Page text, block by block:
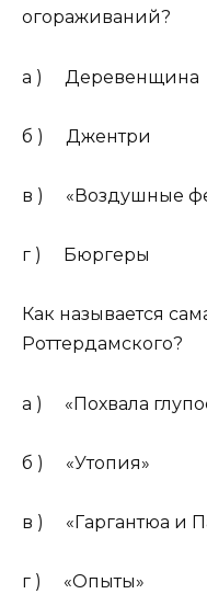
огораживаний?
а ) Деревенщина
б ) Джентри
в ) «Воздушные
г ) Бюргеры
Как называется
Роттердамского?
а ) «Похвала
б ) «Утопия»
в ) «Гаргантюа и
г ) «Опыты»